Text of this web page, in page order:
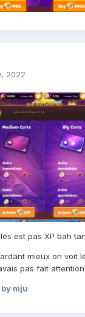
2022
est pas XP bah
mieux on voit
pas fait
by mju